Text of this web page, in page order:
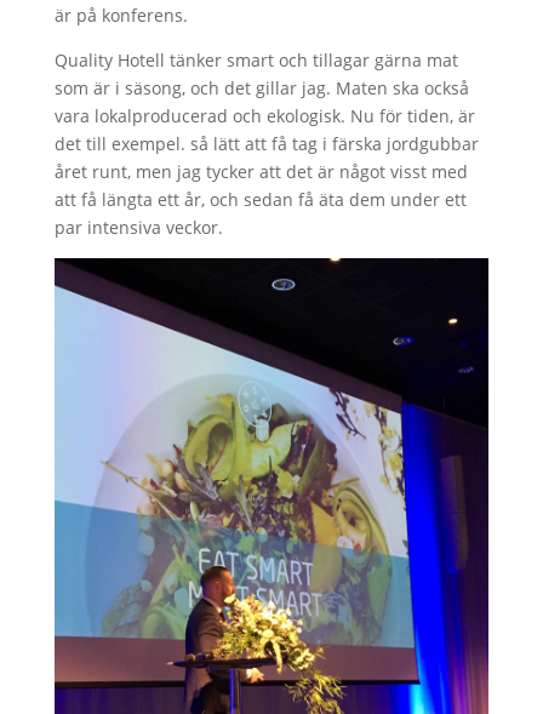
är på konferens.
Quality Hotell tänker smart och tillagar gärna mat
som är i säsong, och det gillar jag. Maten ska också
vara lokalproducerad och ekologisk. Nu för tiden, är
det till exempel. så lätt att få tag i färska jordgubbar
året runt, men jag tycker att det är något visst med
att få längta ett år, och sedan få äta dem under ett
par intensiva veckor.